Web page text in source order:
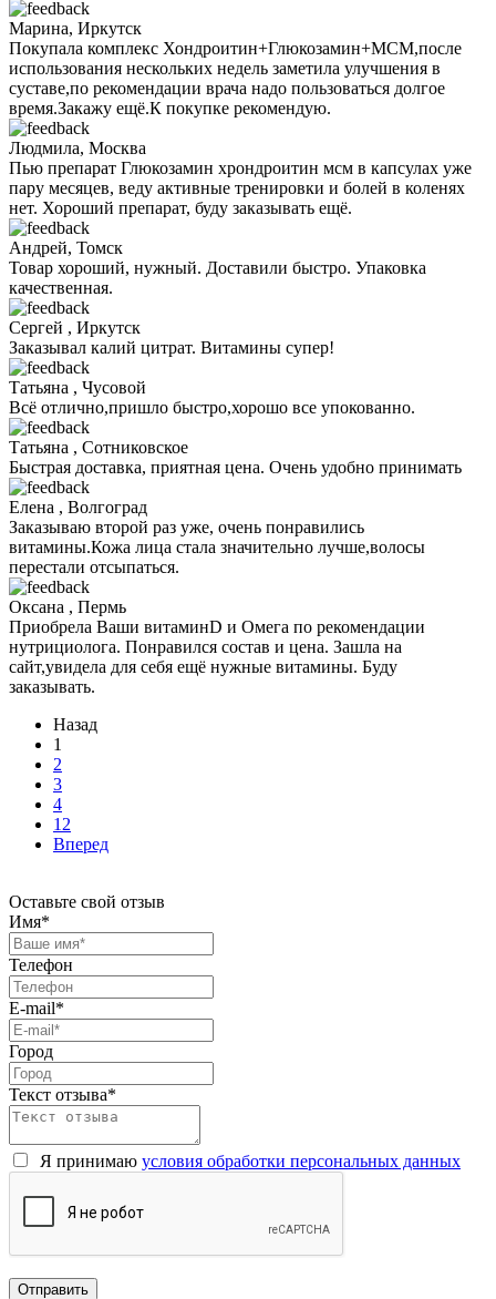
Марина, Иркутск
Покупала комплекс Хондроитин+Глюкозамин+МСМ,после
использования нескольких недель заметила улучшения в
суставе,по рекомендации врача надо пользоваться долгое
время.Закажу ещё.К покупке рекомендую.
Людмила, Москва
Пью препарат Глюкозамин хрондроитин мсм в капсулах уже
пару месяцев, веду активные тренировки и болей в коленях
нет. Хороший препарат, буду заказывать ещё.
Андрей, Томск
Товар хороший, нужный. Доставили быстро. Упаковка
качественная.
Сергей , Иркутск
Заказывал калий цитрат. Витамины супер!
Татьяна , Чусовой
Всё отлично,пришло быстро,хорошо все упокованно.
Татьяна , Сотниковское
Быстрая доставка, приятная цена. Очень удобно принимать
Елена , Волгоград
Заказываю второй раз уже, очень понравились
витамины.Кожа лица стала значительно лучше,волосы
перестали отсыпаться.
Оксана , Пермь
Приобрела Ваши витаминD и Омега по рекомендации
нутрициолога. Понравился состав и цена. Зашла на
сайт,увидела для себя ещё нужные витамины. Буду
заказывать.
Назад
1
2
3
4
12
Вперед
Оставьте свой отзыв
Имя*
Телефон
E-mail*
Город
Текст отзыва*
Я принимаю условия обработки персональных данных